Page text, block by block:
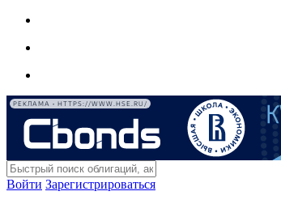
РЕКЛАМА • HTTPS://WWW.HSE.RU/
Войти Зарегистрироваться